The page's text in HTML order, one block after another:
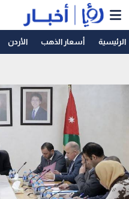
الرئيسية أسعار الذهب الأردن